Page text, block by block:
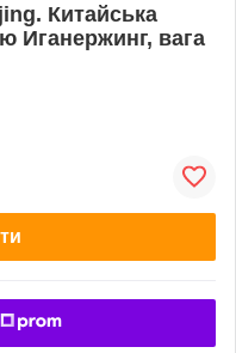
Китайська
Иганержинг, вага